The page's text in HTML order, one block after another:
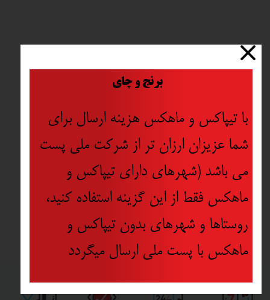
برنج و چای
با تیپاکس و ماهکس هزینه ارسال برای
شما عزیزان ارزان تر از شرکت ملی پست
می باشد (شهرهای دارای تیپاکس و
ماهکس فقط از این گزینه استفاده کنید،
روستاها و شهرهای بدون تیپاکس و
ماهکس با پست ملی ارسال میگردد